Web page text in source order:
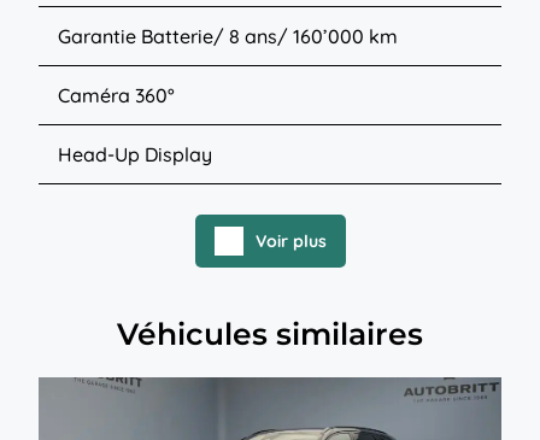
Garantie Batterie/ 8 ans/ 160’000 km
Caméra 360°
Head-Up Display
Voir plus
Véhicules similaires